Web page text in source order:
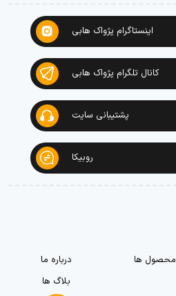
اینستاگرام پژواک هابی
کانال تلگرام پژواک هابی
پشتیبانی سایت
روبیکا
محصول ها
درباره ما
بلاگ ها